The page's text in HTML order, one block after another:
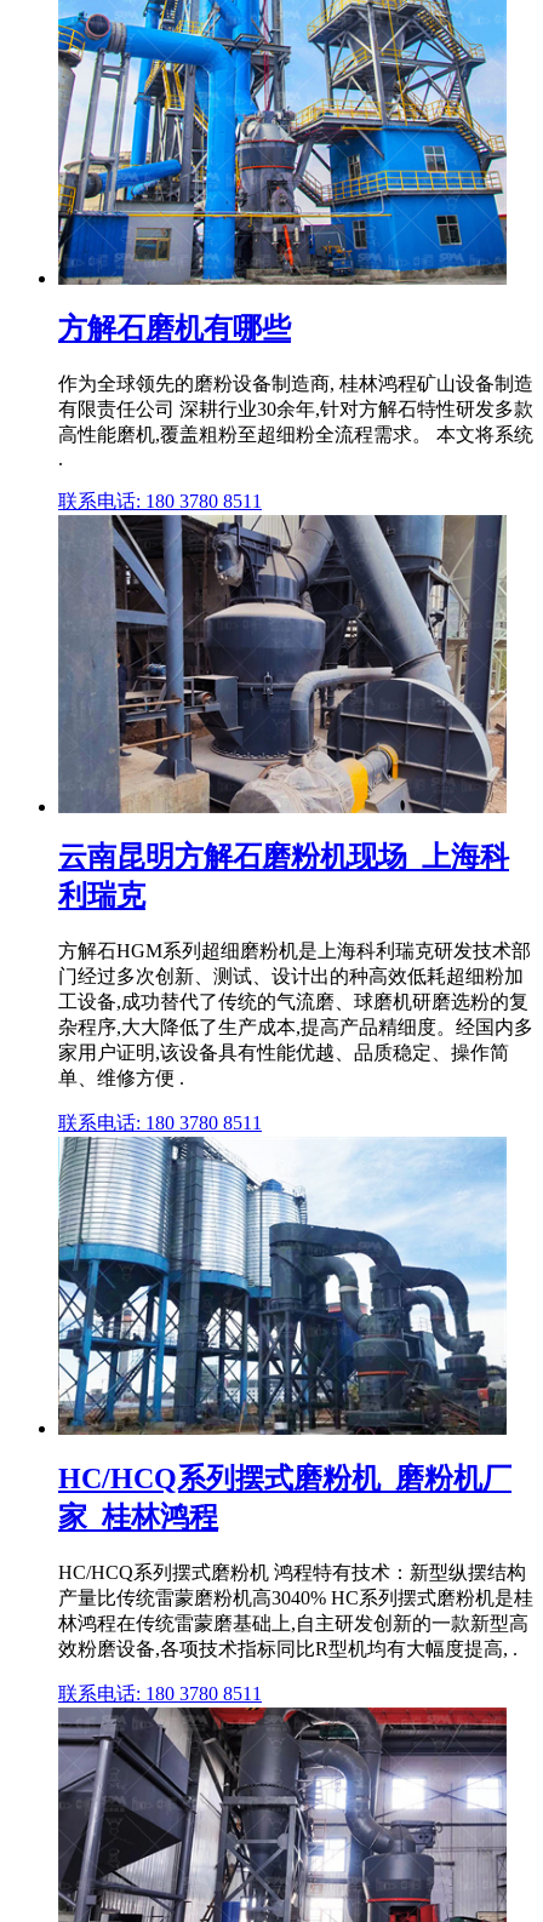
方解石磨机有哪些
作为全球领先的磨粉设备制造商, 桂林鸿程矿山设备制造
有限责任公司 深耕行业30余年,针对方解石特性研发多款
高性能磨机,覆盖粗粉至超细粉全流程需求。 本文将系统
.
联系电话: 180 3780 8511
云南昆明方解石磨粉机现场_上海科
利瑞克
方解石HGM系列超细磨粉机是上海科利瑞克研发技术部
门经过多次创新、测试、设计出的种高效低耗超细粉加
工设备,成功替代了传统的气流磨、球磨机研磨选粉的复
杂程序,大大降低了生产成本,提高产品精细度。经国内多
家用户证明,该设备具有性能优越、品质稳定、操作简
单、维修方便 .
联系电话: 180 3780 8511
HC/HCQ系列摆式磨粉机_磨粉机厂
家_桂林鸿程
HC/HCQ系列摆式磨粉机 鸿程特有技术：新型纵摆结构
产量比传统雷蒙磨粉机高3040% HC系列摆式磨粉机是桂
林鸿程在传统雷蒙磨基础上,自主研发创新的一款新型高
效粉磨设备,各项技术指标同比R型机均有大幅度提高, .
联系电话: 180 3780 8511